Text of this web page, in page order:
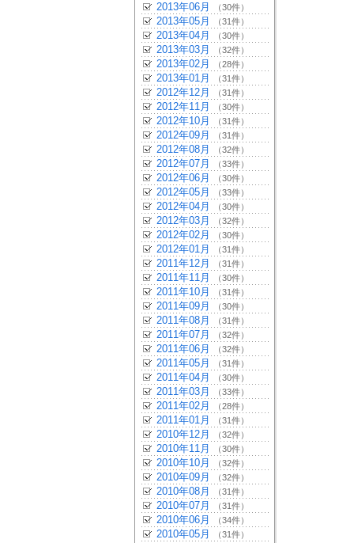
2013年06月 （30件）
2013年05月 （31件）
2013年04月 （30件）
2013年03月 （32件）
2013年02月 （28件）
2013年01月 （31件）
2012年12月 （31件）
2012年11月 （30件）
2012年10月 （31件）
2012年09月 （31件）
2012年08月 （32件）
2012年07月 （33件）
2012年06月 （30件）
2012年05月 （33件）
2012年04月 （30件）
2012年03月 （32件）
2012年02月 （30件）
2012年01月 （31件）
2011年12月 （31件）
2011年11月 （30件）
2011年10月 （31件）
2011年09月 （30件）
2011年08月 （31件）
2011年07月 （32件）
2011年06月 （32件）
2011年05月 （31件）
2011年04月 （30件）
2011年03月 （33件）
2011年02月 （28件）
2011年01月 （31件）
2010年12月 （32件）
2010年11月 （30件）
2010年10月 （32件）
2010年09月 （32件）
2010年08月 （31件）
2010年07月 （31件）
2010年06月 （34件）
2010年05月 （31件）